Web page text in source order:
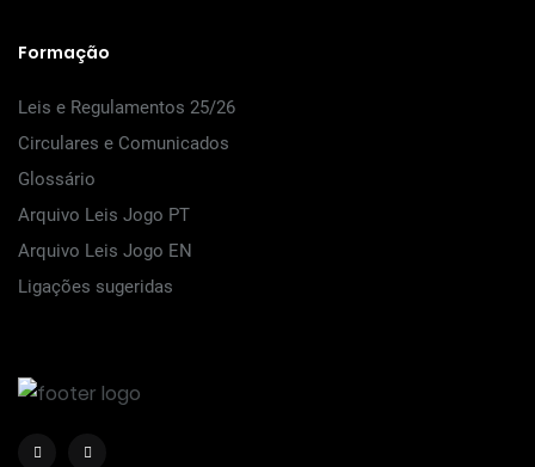
Formação
Leis e Regulamentos 25/26
Circulares e Comunicados
Glossário
Arquivo Leis Jogo PT
Arquivo Leis Jogo EN
Ligações sugeridas